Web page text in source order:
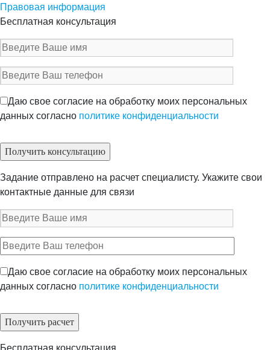
Правовая информация
Бесплатная консультация
Даю свое согласие на обработку моих персональных
данных согласно политике конфиденциальности
Задание отправлено на расчет специалисту. Укажите свои
контактные данные для связи
Даю свое согласие на обработку моих персональных
данных согласно политике конфиденциальности
Бесплатная консультация